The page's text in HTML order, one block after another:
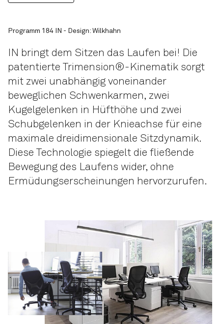
Programm 184 IN - Design: Wilkhahn
IN bringt dem Sitzen das Laufen bei! Die
patentierte Trimension®-Kinematik sorgt
mit zwei unabhängig voneinander
beweglichen Schwenkarmen, zwei
Kugelgelenken in Hüfthöhe und zwei
Schubgelenken in der Knieachse für eine
maximale dreidimensionale Sitzdynamik.
Diese Technologie spiegelt die fließende
Bewegung des Laufens wider, ohne
Ermüdungserscheinungen hervorzurufen.